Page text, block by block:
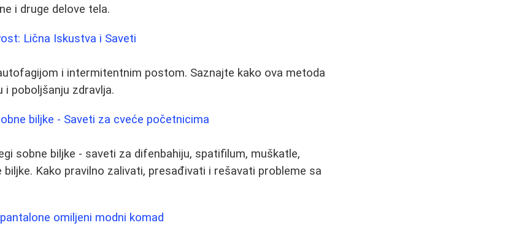
i druge delove tela.
Lična Iskustva i Saveti
i intermitentnim postom. Saznajte kako ova metoda
poboljšanju zdravlja.
biljke - Saveti za cveće početnicima
sobne biljke - saveti za difenbahiju, spatifilum, muškatle,
biljke. Kako pravilno zalivati, presađivati i rešavati probleme sa
omiljeni modni komad